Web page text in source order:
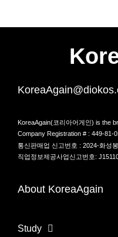
KoreaAgain(코리아어게인) is the
Company Registration # : 449-81-
통신판매업 신고번호 : 2024-화성
직업정보제공사업신고번호:
About KoreaAgain
Study